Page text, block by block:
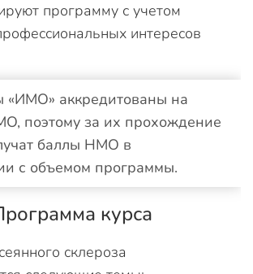
программу с учетом
интересов
«ИМО» аккредитованы на
поэтому за их прохождение
баллы НМО в
с объемом программы.
курса
склероза